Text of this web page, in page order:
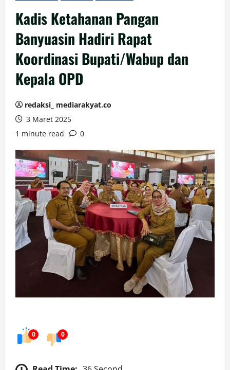
Kadis Ketahanan Pangan
Banyuasin Hadiri Rapat
Koordinasi Bupati/Wabup dan
Kepala OPD
redaksi_ mediarakyat.co
3 Maret 2025
1 minute read
0
0 0